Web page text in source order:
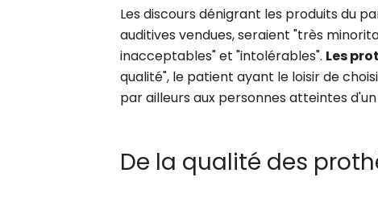
Les discours dénigrant les produits du
auditives vendues, seraient "très
inacceptables" et "intolérables". Les
qualité", le patient ayant le loisir de
par ailleurs aux personnes atteintes
De la qualité des